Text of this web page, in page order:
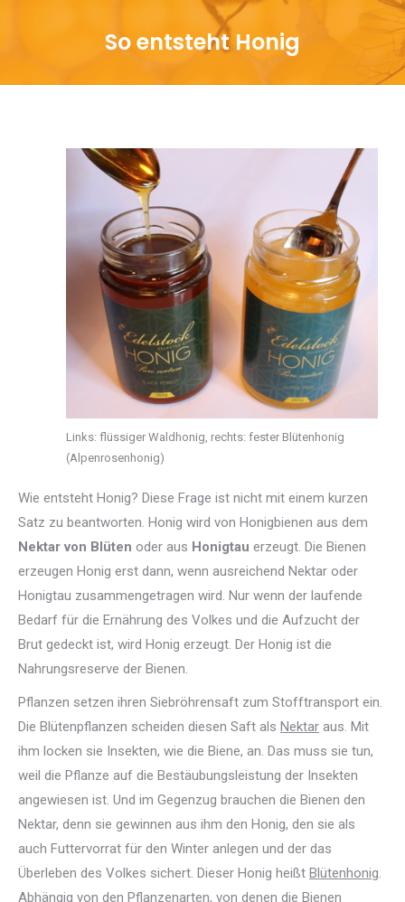
So entsteht Honig
Sie befinden sich hier:
Links: flüssiger Waldhonig, rechts: fester Blütenhonig
(Alpenrosenhonig)
Wie entsteht Honig? Diese Frage ist nicht mit einem kurzen
Satz zu beantworten. Honig wird von Honigbienen aus dem
Nektar von Blüten oder aus Honigtau erzeugt. Die Bienen
erzeugen Honig erst dann, wenn ausreichend Nektar oder
Honigtau zusammengetragen wird. Nur wenn der laufende
Bedarf für die Ernährung des Volkes und die Aufzucht der
Brut gedeckt ist, wird Honig erzeugt. Der Honig ist die
Nahrungsreserve der Bienen.
Pflanzen setzen ihren Siebröhrensaft zum Stofftransport ein.
Die Blütenpflanzen scheiden diesen Saft als Nektar aus. Mit
ihm locken sie Insekten, wie die Biene, an. Das muss sie tun,
weil die Pflanze auf die Bestäubungsleistung der Insekten
angewiesen ist. Und im Gegenzug brauchen die Bienen den
Nektar, denn sie gewinnen aus ihm den Honig, den sie als
auch Futtervorrat für den Winter anlegen und der das
Überleben des Volkes sichert. Dieser Honig heißt Blütenhonig.
Abhängig von den Pflanzenarten, von denen die Bienen